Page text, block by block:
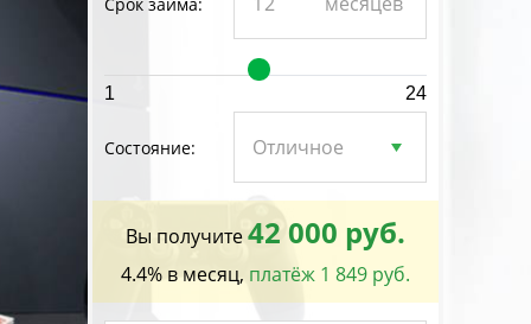
1 24
Состояние:
Вы получите42 000 руб.
4.4% в месяц, платёж 1 849 руб.